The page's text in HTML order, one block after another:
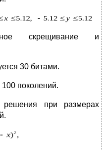
скрещивание и
30 битами.
поколений.
решения при размерах